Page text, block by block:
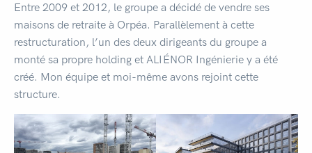
Entre 2009 et 2012, le groupe a décidé de vendre ses
maisons de retraite à Orpéa. Parallèlement à cette
restructuration, l’un des deux dirigeants du groupe a
monté sa propre holding et ALIÉNOR Ingénierie y a été
créé. Mon équipe et moi-même avons rejoint cette
structure.